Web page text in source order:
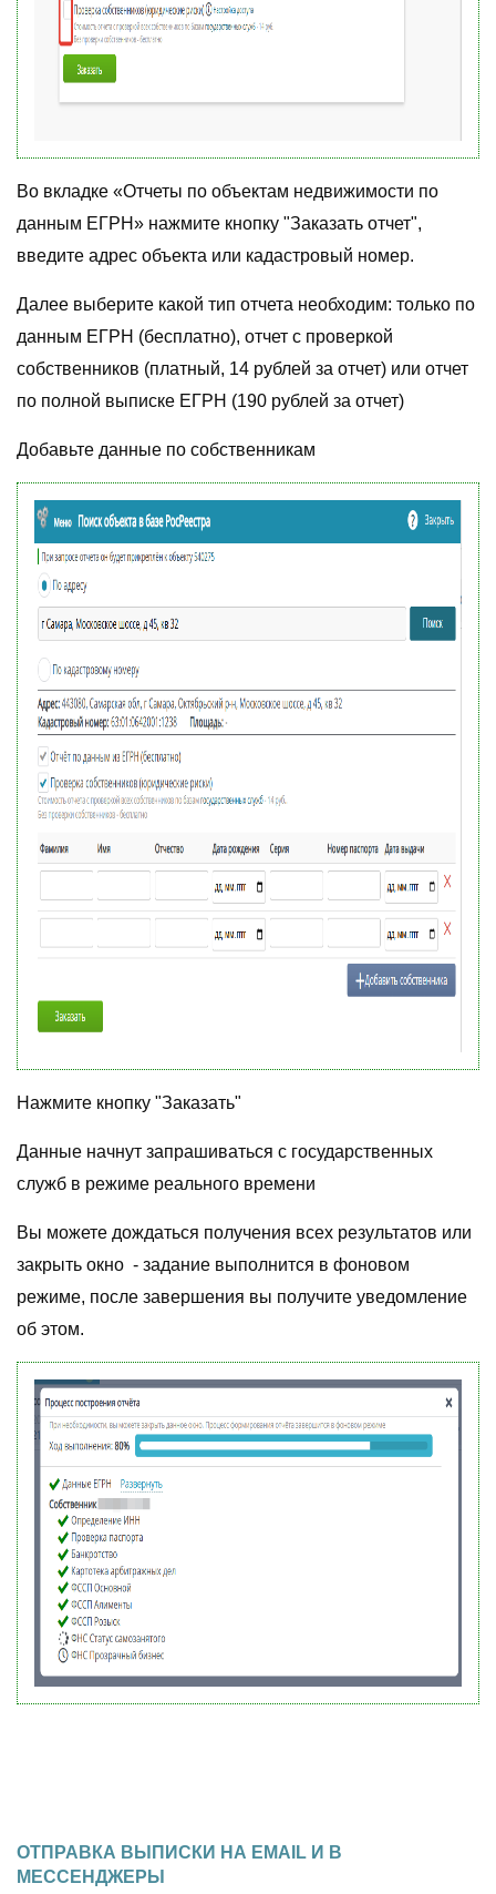
Во вкладке «Отчеты по объектам недвижимости по
данным ЕГРН» нажмите кнопку "Заказать отчет",
введите адрес объекта или кадастровый номер.
Далее выберите какой тип отчета необходим: только по
данным ЕГРН (бесплатно), отчет с проверкой
собственников (платный, 14 рублей за отчет) или отчет
по полной выписке ЕГРН (190 рублей за отчет)
Добавьте данные по собственникам
Нажмите кнопку "Заказать"
Данные начнут запрашиваться с государственных
служб в режиме реального времени
Вы можете дождаться получения всех результатов или
закрыть окно - задание выполнится в фоновом
режиме, после завершения вы получите уведомление
об этом.
ОТПРАВКА ВЫПИСКИ НА EMAIL И В
МЕССЕНДЖЕРЫ